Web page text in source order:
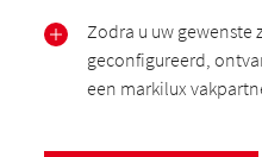
Zodra u uw gewenste
geconfigureerd,
een markilux